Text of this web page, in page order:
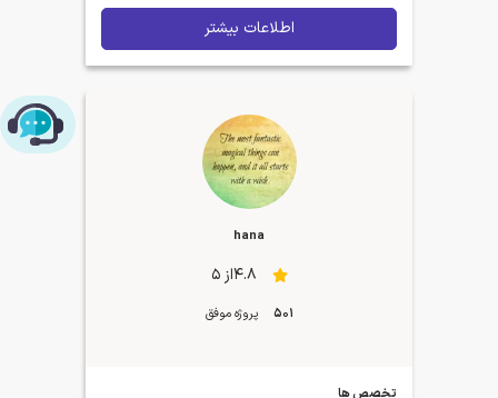
اطلاعات بیشتر
hana
4.8از 5
501 پروژه موفق
تخصص ها
چت با پشتیبانی پارس‌کدرز